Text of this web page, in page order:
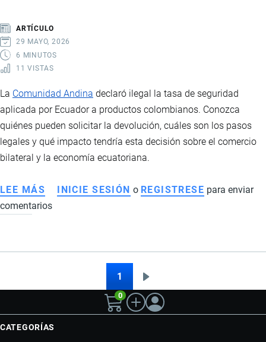
ARTÍCULO
29 MAYO, 2026
6 MINUTOS
11 VISTAS
La Comunidad Andina declaró ilegal la tasa de seguridad
aplicada por Ecuador a productos colombianos. Conozca
quiénes pueden solicitar la devolución, cuáles son los pasos
legales y qué impacto tendría esta decisión sobre el comercio
bilateral y la economía ecuatoriana.
LEE MÁS SOBRE
LA
SEGURIDAD
LA
INICIE SESIÓN o REGISTRESE para enviar
comentarios
1
página
0
CATEGORÍAS